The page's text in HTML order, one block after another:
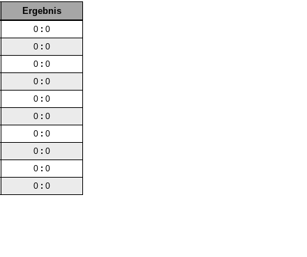
Ergebnis
0 : 0
0 : 0
0 : 0
0 : 0
0 : 0
0 : 0
0 : 0
0 : 0
0 : 0
0 : 0